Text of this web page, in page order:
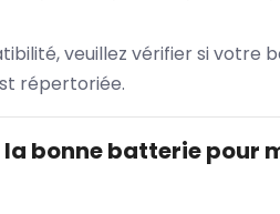
veuillez vérifier si votre
répertoriée.
bonne batterie pour